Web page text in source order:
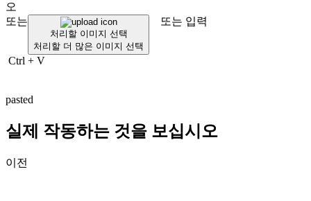
오
또는
처리할 이미지 선택
처리할 더 많은 이미지 선택
또는 입력
Ctrl + V
pasted
실제 작동하는 것을 보십시오
이전